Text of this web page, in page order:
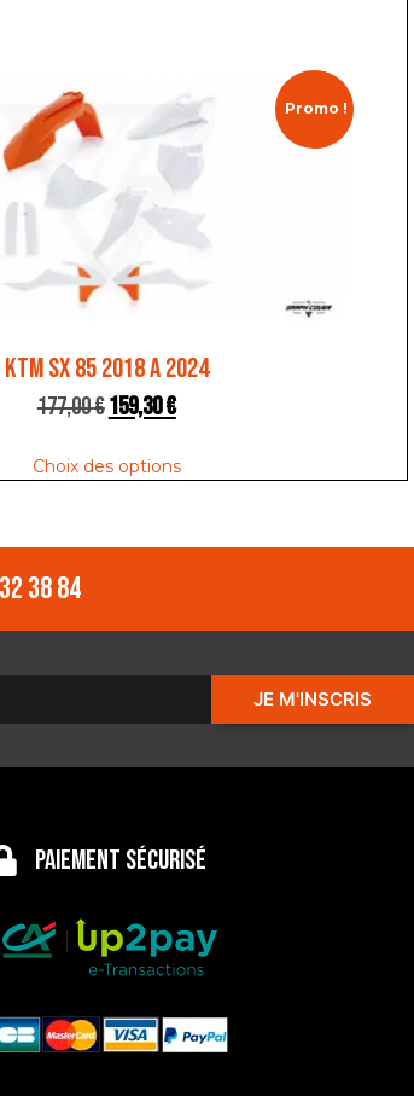
Promo !
KTM SX 85 2018 A 2024
177,00€159,30€
Choix des options
38 84
JE M'INSCRIS
Paiement sécurisé